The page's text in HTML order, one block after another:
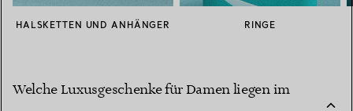
HALSKETTEN UND ANHÄNGER RINGE
Welche Luxusgeschenke für Damen liegen im